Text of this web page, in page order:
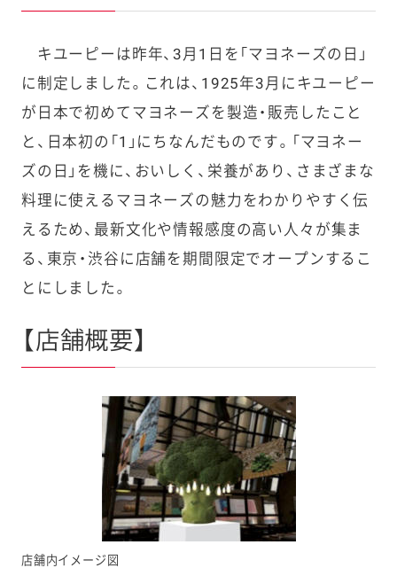
キユーピーは昨年、3月1日を「マヨネーズの日」
に制定しました。これは、1925年3月にキユーピー
が日本で初めてマヨネーズを製造・販売したこと
と、日本初の「1」にちなんだものです。「マヨネー
ズの日」を機に、おいしく、栄養があり、さまざまな
料理に使えるマヨネーズの魅力をわかりやすく伝
えるため、最新文化や情報感度の高い人々が集ま
る、東京・渋谷に店舗を期間限定でオープンするこ
とにしました。
【店舗概要】
店舗内イメージ図